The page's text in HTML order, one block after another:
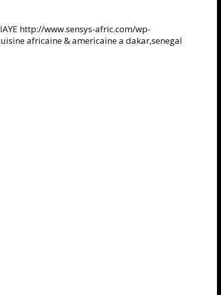
http://www.sensys-afric.com/wp-
africaine & americaine a dakar,senegal